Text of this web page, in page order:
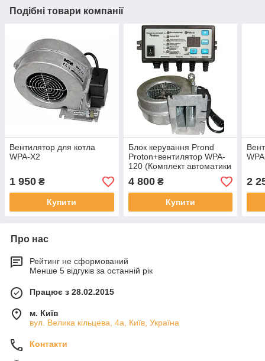
Подібні товари компанії
Вентилятор для котла
WPA-X2
1 950 ₴
Купити
Блок керування Prond
Proton+вентилятор WPA-
120 (Комплект автоматики
Протон для
твердопаливних котлів)
4 800₴
Купити
2
Про нас
Рейтинг не сформований
Менше 5 відгуків за останній рік
Працює з 28.02.2015
м. Київ
вул. Велика кільцева, 4а, Київ, Україна
Контакти